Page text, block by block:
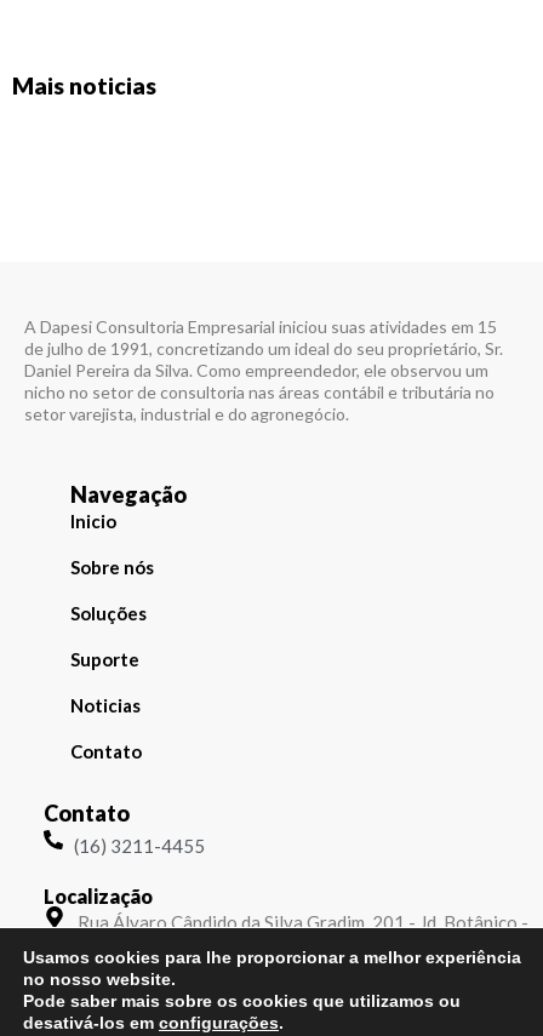
Mais noticias
A Dapesi Consultoria Empresarial iniciou suas atividades em 15
de julho de 1991, concretizando um ideal do seu proprietário, Sr.
Daniel Pereira da Silva. Como empreendedor, ele observou um
nicho no setor de consultoria nas áreas contábil e tributária no
setor varejista, industrial e do agronegócio.
Navegação
Inicio
Sobre nós
Soluções
Suporte
Noticias
Contato
Contato
(16) 3211-4455
Localização
Rua Álvaro Cândido da Silva Gradim, 201 - Jd. Botânico -
Ribeirão Preto - SP
Redes socias
Usamos cookies para lhe proporcionar a melhor experiência
no nosso website.
Pode saber mais sobre os cookies que utilizamos ou
desativá-los em configurações.